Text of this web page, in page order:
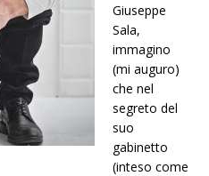
Giuseppe
Sala,
immagino
(mi auguro)
che nel
segreto del
suo
gabinetto
(inteso come